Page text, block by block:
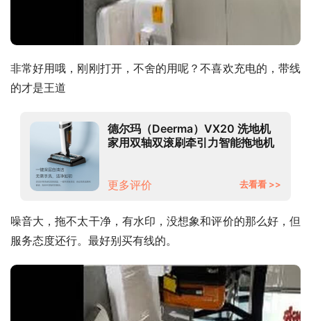
非常好用哦，刚刚打开，不舍的用呢？不喜欢充电的，带线
的才是王道
德尔玛（Deerma）VX20 洗地机
家用双轴双滚刷牵引力智能拖地机
更多评价
去看看 >>
噪音大，拖不太干净，有水印，没想象和评价的那么好，但
服务态度还行。最好别买有线的。